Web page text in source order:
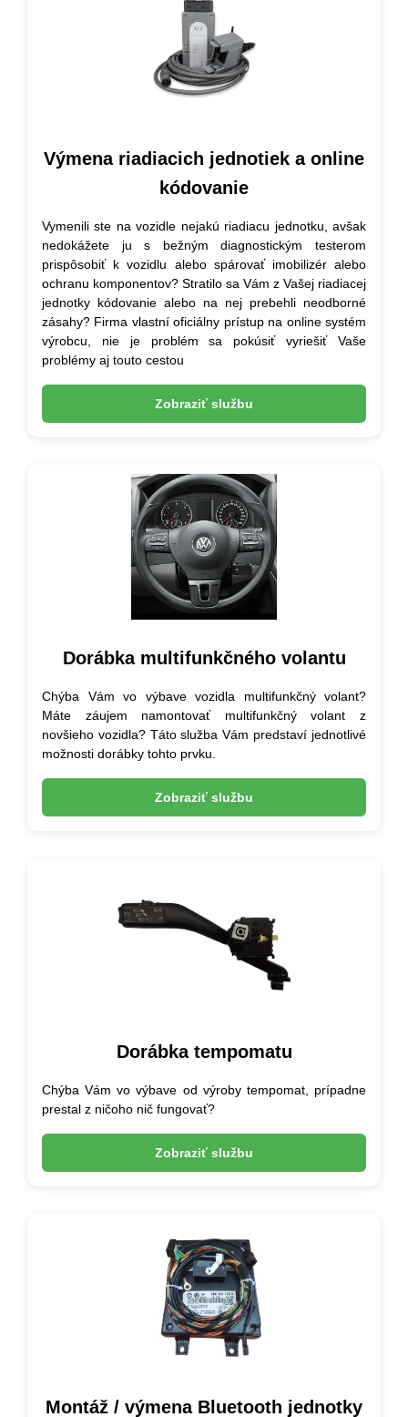
Výmena riadiacich jednotiek a online
kódovanie
Vymenili ste na vozidle nejakú riadiacu jednotku, avšak
nedokážete ju s bežným diagnostickým testerom
prispôsobiť k vozidlu alebo spárovať imobilizér alebo
ochranu komponentov? Stratilo sa Vám z Vašej riadiacej
jednotky kódovanie alebo na nej prebehli neodborné
zásahy? Firma vlastní oficiálny prístup na online systém
výrobcu, nie je problém sa pokúsiť vyriešiť Vaše
problémy aj touto cestou
Zobraziť službu
Dorábka multifunkčného volantu
Chýba Vám vo výbave vozidla multifunkčný volant?
Máte záujem namontovať multifunkčný volant z
novšieho vozidla? Táto služba Vám predstaví jednotlivé
možnosti dorábky tohto prvku.
Zobraziť službu
Dorábka tempomatu
Chýba Vám vo výbave od výroby tempomat, prípadne
prestal z ničoho nič fungovať?
Zobraziť službu
Montáž / výmena Bluetooth jednotky